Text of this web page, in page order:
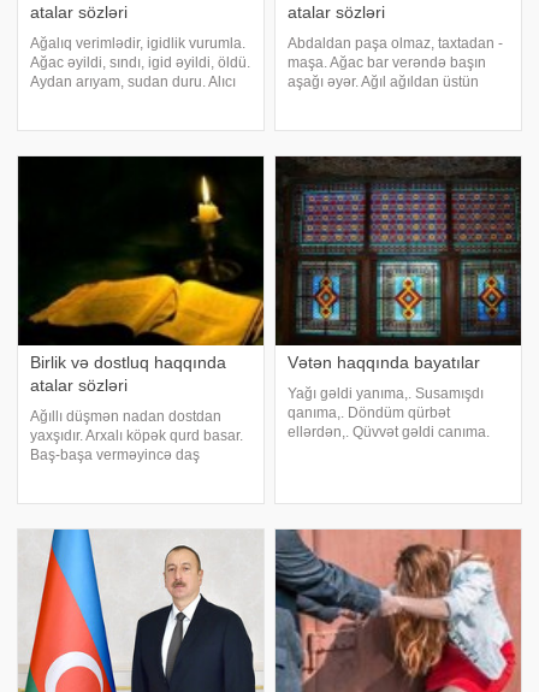
atalar sözləri
Ağalıq verimlədir, igidlik vurumla.
Ağac əyildi, sındı, igid əyildi, öldü.
Aydan arıyam, sudan duru. Alıcı
nə erkəyi, nə dişisi
atalar sözləri
Abdaldan paşa olmaz, taxtadan -
maşa. Ağac bar verəndə başın
aşağı əyər. Ağıl ağıldan üstün
ağılsız qamçı. Ağıllı fikir edincə
Birlik və dostluq haqqında
atalar sözləri
Ağıllı düşmən nadan dostdan
yaxşıdır. Arxalı köpək qurd basar.
Baş-başa verməyincə daş
Birlik harada, dirilik orada. Bi
Vətən haqqında bayatılar
Yağı gəldi yanıma,. Susamışdı
qanıma,. Döndüm qürbət
ellərdən,. Qüvvət gəldi canıma.
gələnə,. Gözə